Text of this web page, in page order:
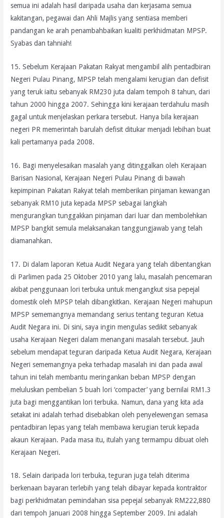
semua ini adalah hasil daripada usaha dan kerjasama semua
kakitangan, pegawai dan Ahli Majlis yang sentiasa memberi
pandangan ke arah penambahbaikan kualiti perkhidmatan MPSP.
Syabas dan tahniah!
15. Sebelum Kerajaan Pakatan Rakyat mengambil alih pentadbiran
Negeri Pulau Pinang, MPSP telah mengalami kerugian dan defisit
yang teruk iaitu sebanyak RM230 juta dalam tempoh 8 tahun, dari
tahun 2000 hingga 2007. Sehingga kini kerajaan terdahulu masih
gagal untuk menjelaskan perkara tersebut. Hanya bila kerajaan
negeri PR memerintah barulah defisit ditukar menjadi lebihan buat
kali pertamanya pada 2008.
16. Bagi menyelesaikan masalah yang ditinggalkan oleh Kerajaan
Barisan Nasional, Kerajaan Negeri Pulau Pinang di bawah
kepimpinan Pakatan Rakyat telah memberikan pinjaman kewangan
sebanyak RM10 juta kepada MPSP sebagai langkah
mengurangkan tunggakkan pinjaman dari luar dan membolehkan
MPSP bangkit semula melaksanakan tanggungjawab yang telah
diamanahkan.
17. Di dalam laporan Ketua Audit Negara yang telah dibentangkan
di Parlimen pada 25 Oktober 2010 yang lalu, masalah pencemaran
akibat penggunaan lori terbuka untuk mengangkut sisa pepejal
domestik oleh MPSP telah dibangkitkan. Kerajaan Negeri mahupun
MPSP sememangnya memandang serius tentang teguran Ketua
Audit Negara ini. Di sini, saya ingin mengulas sedikit sebanyak
usaha Kerajaan Negeri dalam menangani masalah tersebut. Jauh
sebelum mendapat teguran daripada Ketua Audit Negara, Kerajaan
Negeri sememangnya peka terhadap masalah ini dan pada awal
tahun ini telah membantu meringankan beban MPSP dengan
meluluskan pembelian 5 buah lori ‘compacter’ yang bernilai RM1.3
juta bagi menggantikan lori terbuka. Namun, dana yang kita ada
setakat ini adalah terhad disebabkan oleh penyelewengan semasa
pentadbiran lepas yang telah membawa kerugian teruk kepada
akaun Kerajaan. Pada masa itu, itulah yang termampu dibuat oleh
Kerajaan Negeri.
18. Selain daripada lori terbuka, teguran juga telah diterima
berkenaan bayaran terlebih yang telah dibayar kepada kontraktor
bagi perkhidmatan pemindahan sisa pepejal sebanyak RM222,880
dari tempoh Januari 2008 hingga September 2009. Ini adalah